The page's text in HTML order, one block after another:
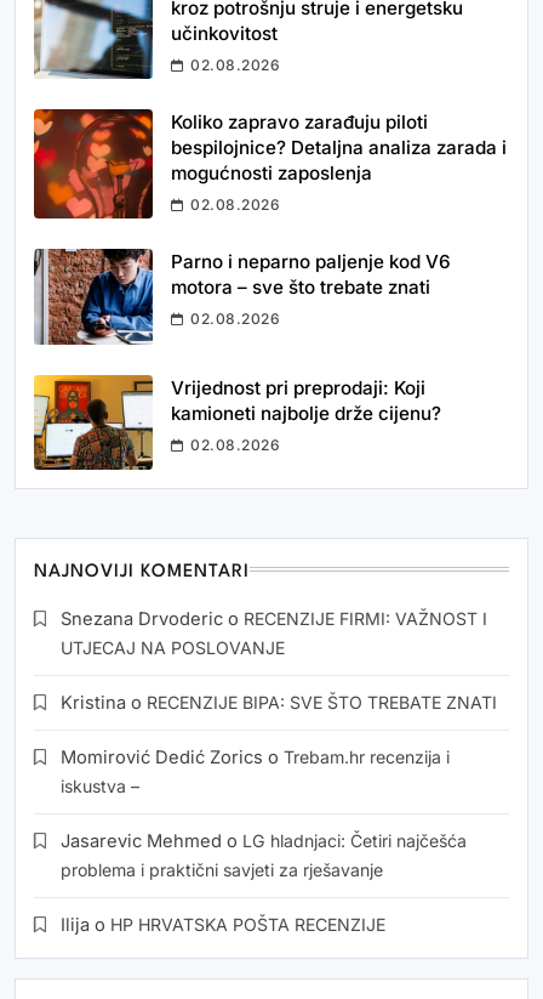
kroz potrošnju struje i energetsku
učinkovitost
02.08.2026
Koliko zapravo zarađuju piloti
bespilojnice? Detaljna analiza zarada i
mogućnosti zaposlenja
02.08.2026
Parno i neparno paljenje kod V6
motora – sve što trebate znati
02.08.2026
Vrijednost pri preprodaji: Koji
kamioneti najbolje drže cijenu?
02.08.2026
NAJNOVIJI KOMENTARI
Snezana Drvoderic o RECENZIJE FIRMI: VAŽNOST I
UTJECAJ NA POSLOVANJE
Kristina o RECENZIJE BIPA: SVE ŠTO TREBATE ZNATI
Momirović Dedić Zorics o Trebam.hr recenzija i
iskustva –
Jasarevic Mehmed o LG hladnjaci: Četiri najčešća
problema i praktični savjeti za rješavanje
Ilija o HP HRVATSKA POŠTA RECENZIJE